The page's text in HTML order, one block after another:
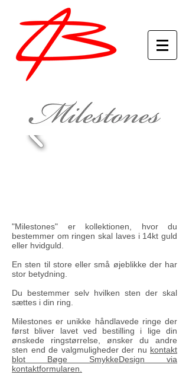
"Milestones" er kollektionen, hvor du
bestemmer om ringen skal laves i 14kt guld
eller hvidguld.
En sten til store eller små øjeblikke der har
stor betydning.
Du bestemmer selv hvilken sten der skal
sættes i din ring.
Milestones er unikke håndlavede ringe der
først bliver lavet ved bestilling i lige din
ønskede ringstørrelse, ønsker du andre
sten end de valgmuligheder der nu kontakt
blot Bøge SmykkeDesign via
kontaktformularen.